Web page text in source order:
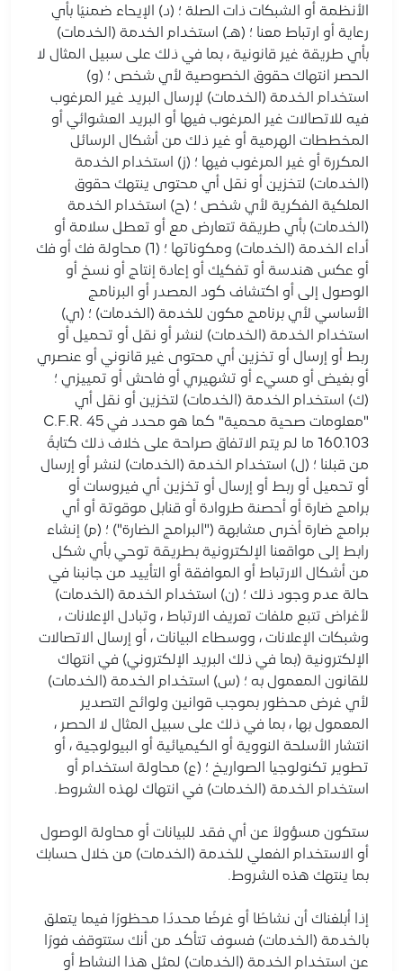
الأنظمة أو الشبكات ذات الصلة ؛ (د) الإيحاء ضمنيًا بأي
رعاية أو ارتباط معنا ؛ (هـ) استخدام الخدمة (الخدمات)
بأي طريقة غير قانونية ، بما في ذلك على سبيل المثال لا
الحصر انتهاك حقوق الخصوصية لأي شخص ؛ (و)
استخدام الخدمة (الخدمات) لإرسال البريد غير المرغوب
فيه للاتصالات غير المرغوب فيها أو البريد العشوائي أو
المخططات الهرمية أو غير ذلك من أشكال الرسائل
المكررة أو غير المرغوب فيها ؛ (ز) استخدام الخدمة
(الخدمات) لتخزين أو نقل أي محتوى ينتهك حقوق
الملكية الفكرية لأي شخص ؛ (ح) استخدام الخدمة
(الخدمات) بأي طريقة تتعارض مع أو تعطل سلامة أو
أداء الخدمة (الخدمات) ومكوناتها ؛ (1) محاولة فك أو فك
أو عكس هندسة أو تفكيك أو إعادة إنتاج أو نسخ أو
الوصول إلى أو اكتشاف كود المصدر أو البرنامج
الأساسي لأي برنامج مكون للخدمة (الخدمات) ؛ (ي)
استخدام الخدمة (الخدمات) لنشر أو نقل أو تحميل أو
ربط أو إرسال أو تخزين أي محتوى غير قانوني أو عنصري
أو بغيض أو مسيء أو تشهيري أو فاحش أو تمييزي ؛
(ك) استخدام الخدمة (الخدمات) لتخزين أو نقل أي
"معلومات صحية محمية" كما هو محدد في 45 C.F.R.
160.103 ما لم يتم الاتفاق صراحة على خلاف ذلك كتابةً
من قبلنا ؛ (ل) استخدام الخدمة (الخدمات) لنشر أو إرسال
أو تحميل أو ربط أو إرسال أو تخزين أي فيروسات أو
برامج ضارة أو أحصنة طروادة أو قنابل موقوتة أو أي
برامج ضارة أخرى مشابهة ("البرامج الضارة") ؛ (م) إنشاء
رابط إلى مواقعنا الإلكترونية بطريقة توحي بأي شكل
من أشكال الارتباط أو الموافقة أو التأييد من جانبنا في
حالة عدم وجود ذلك ؛ (ن) استخدام الخدمة (الخدمات)
لأغراض تتبع ملفات تعريف الارتباط ، وتبادل الإعلانات ،
وشبكات الإعلانات ، ووسطاء البيانات ، أو إرسال الاتصالات
الإلكترونية (بما في ذلك البريد الإلكتروني) في انتهاك
للقانون المعمول به ؛ (س) استخدام الخدمة (الخدمات)
لأي غرض محظور بموجب قوانين ولوائح التصدير
المعمول بها ، بما في ذلك على سبيل المثال لا الحصر ،
انتشار الأسلحة النووية أو الكيميائية أو البيولوجية ، أو
تطوير تكنولوجيا الصواريخ ؛ (ع) محاولة استخدام أو
استخدام الخدمة (الخدمات) في انتهاك لهذه الشروط.
ستكون مسؤولاً عن أي فقد للبيانات أو محاولة الوصول
أو الاستخدام الفعلي للخدمة (الخدمات) من خلال حسابك
بما ينتهك هذه الشروط.
إذا أبلغناك أن نشاطًا أو غرضًا محددًا محظورًا فيما يتعلق
بالخدمة (الخدمات) فسوف تتأكد من أنك ستتوقف فورًا
عن استخدام الخدمة (الخدمات) لمثل هذا النشاط أو